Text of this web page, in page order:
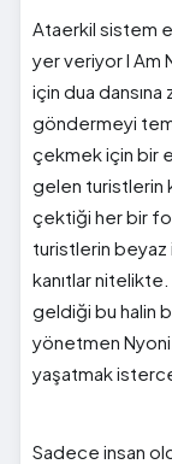
Ataerkil sistem
yer veriyor I Am
için dua dansına
göndermeyi
çekmek için bir
gelen turistlerin
çektiği her bir
turistlerin beyaz
kanıtlar nitelikte.
geldiği bu halin
yönetmen
yaşatmak
Sadece insan